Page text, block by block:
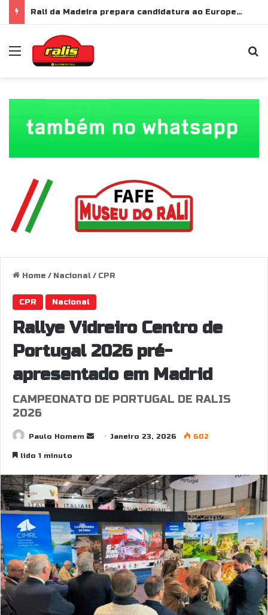
Rali da Madeira prepara candidatura ao Europeu de Ralis para 2028
Menu
Home / Nacional/ CPR
CPR Nacional
Rallye Vidreiro Centro de
Portugal 2026 pré-
apresentado em Madrid
CAMPEONATO DE PORTUGAL DE RALIS
2026
Paulo Homem
SendJaneiro 23, 2026 602
lido 1 minuto